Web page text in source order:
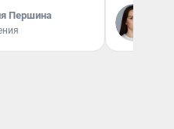
Першина